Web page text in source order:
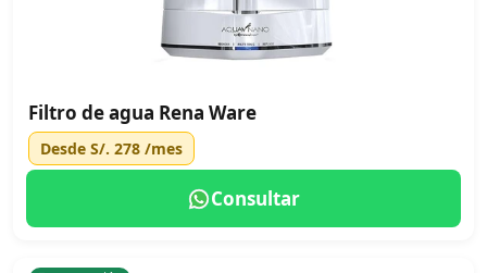
Filtro de agua Rena Ware
Desde S/. 278 /mes
Consultar